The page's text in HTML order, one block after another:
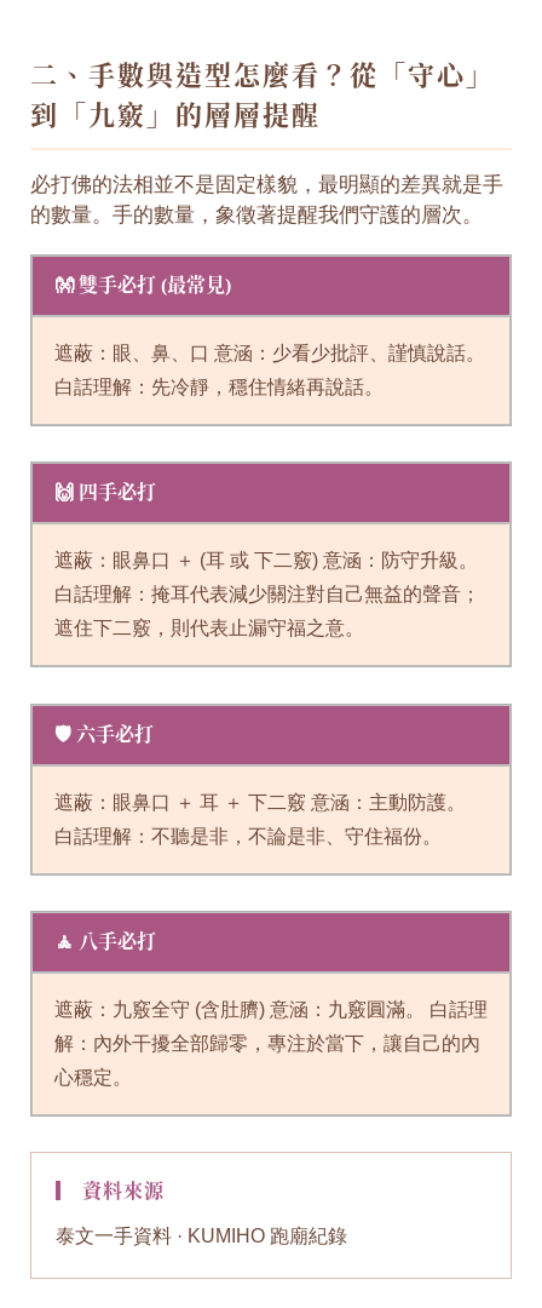
二、手數與造型怎麼看？從「守心」
到「九竅」的層層提醒
必打佛的法相並不是固定樣貌，最明顯的差異就是手
的數量。手的數量，象徵著提醒我們守護的層次。
👐 雙手必打 (最常見)
遮蔽：眼、鼻、口 意涵：少看少批評、謹慎說話。
白話理解：先冷靜，穩住情緒再說話。
🙌 四手必打
遮蔽：眼鼻口 ＋ (耳 或 下二竅) 意涵：防守升級。
白話理解：掩耳代表減少關注對自己無益的聲音；
遮住下二竅，則代表止漏守福之意。
🛡️ 六手必打
遮蔽：眼鼻口 ＋ 耳 ＋ 下二竅 意涵：主動防護。
白話理解：不聽是非，不論是非、守住福份。
🧘 八手必打
遮蔽：九竅全守 (含肚臍) 意涵：九竅圓滿。 白話理
解：內外干擾全部歸零，專注於當下，讓自己的內
心穩定。
▎ 資料來源
泰文一手資料 · KUMIHO 跑廟紀錄